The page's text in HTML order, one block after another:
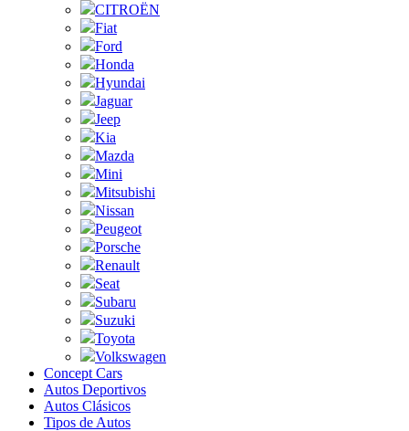
CITROËN
Fiat
Ford
Honda
Hyundai
Jaguar
Jeep
Kia
Mazda
Mini
Mitsubishi
Nissan
Peugeot
Porsche
Renault
Seat
Subaru
Suzuki
Toyota
Volkswagen
Concept Cars
Autos Deportivos
Autos Clásicos
Tipos de Autos